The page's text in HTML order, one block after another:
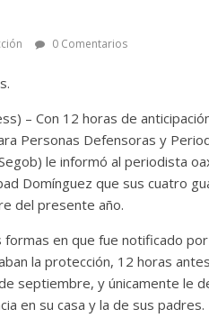
0 Comentarios
– Con 12 horas de
Personas Defensoras y
le informó al periodista
Domínguez que sus cuatro
del presente año.
en que fue notificado
la protección, 12 horas
septiembre, y únicamente le
en su casa y la de sus padres.